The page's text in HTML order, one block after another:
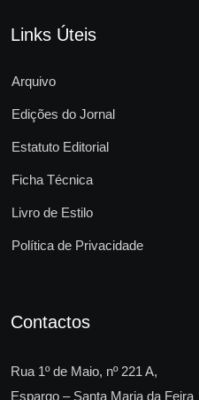
Links Úteis
Arquivo
Edições do Jornal
Estatuto Editorial
Ficha Técnica
Livro de Estilo
Política de Privacidade
Contactos
Rua 1º de Maio, nº 221 A,
Espargo – Santa Maria da Feira